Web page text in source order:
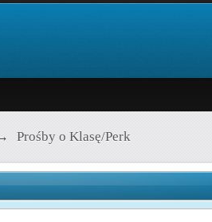
Prośby o Klasę/Perk